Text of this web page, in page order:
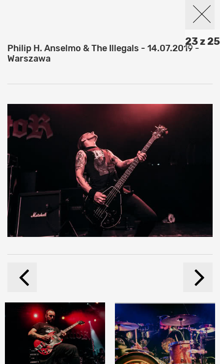
23 z 25
Philip H. Anselmo & The Illegals - 14.07.2019 -
Warszawa